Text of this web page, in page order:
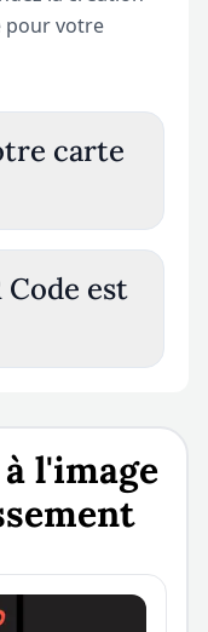
pour votre
carte
est
à l'image